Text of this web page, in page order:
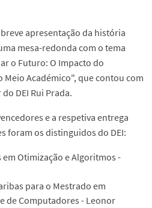
apresentação da história
mesa-redonda com o tema
o Futuro: O Impacto do
Meio Académico", que contou com
DEI Rui Prada.
e a respetiva entrega
foram os distinguidos do DEI:
Otimização e Algoritmos -
para o Mestrado em
de Computadores - Leonor